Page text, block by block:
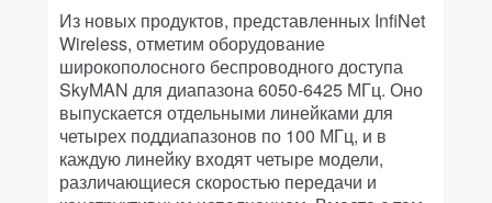
Из новых продуктов, представленных InfiNet
Wireless, отметим оборудование
широкополосного беспроводного доступа
SkyMAN для диапазона 6050-6425 МГц. Оно
выпускается отдельными линейками для
четырех поддиапазонов по 100 МГц, и в
каждую линейку входят четыре модели,
различающиеся скоростью передачи и